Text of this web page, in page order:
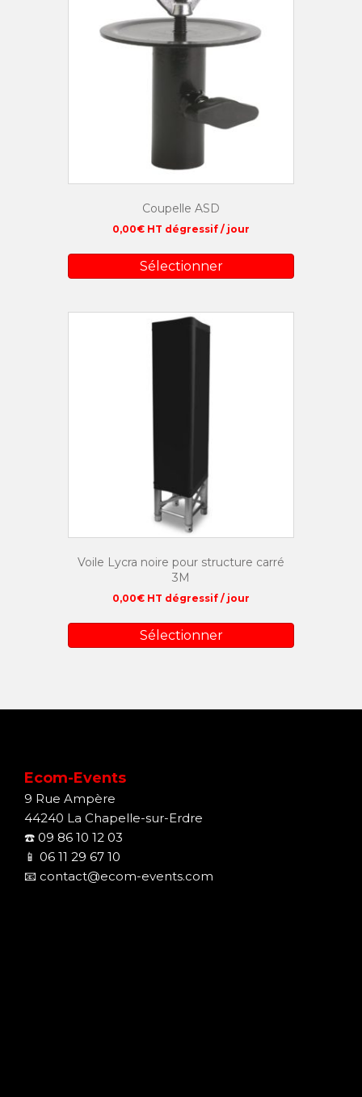
Coupelle ASD
0,00€ HT dégressif / jour
Sélectionner
Voile Lycra noire pour structure carré
3M
0,00€ HT dégressif / jour
Sélectionner
Ecom-Events
9 Rue Ampère
44240 La Chapelle-sur-Erdre
☎️ 09 86 10 12 03
📱 06 11 29 67 10
📧 contact@ecom-events.com